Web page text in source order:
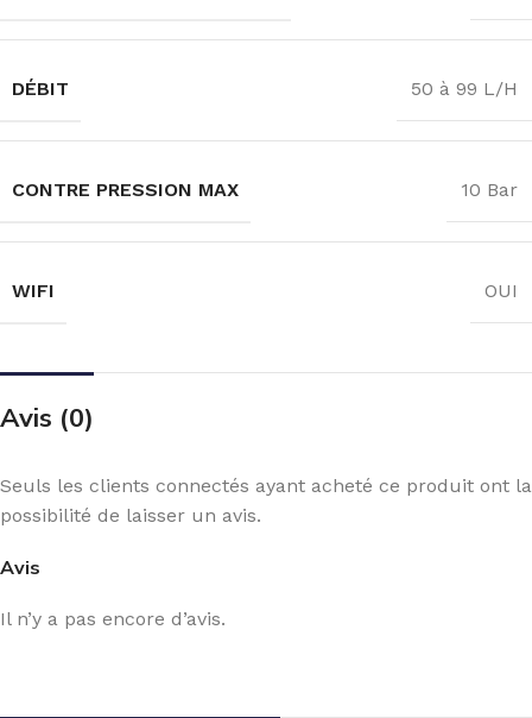
DÉBIT 50 à 99 L/H
CONTRE PRESSION MAX 10 Bar
WIFI OUI
Avis (0)
Avis
Il n’y a pas encore d’avis.
Seuls les clients connectés ayant acheté ce produit ont la
possibilité de laisser un avis.